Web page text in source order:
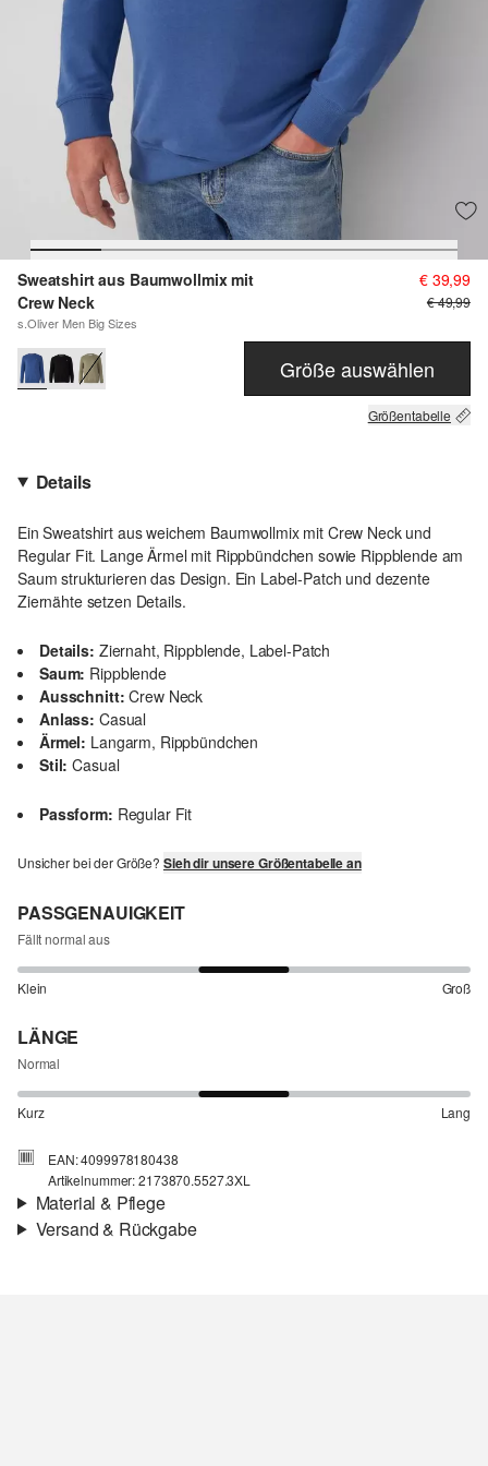
Sweatshirt aus Baumwollmix mit
Crew Neck
s.Oliver Men Big Sizes
€ 39,99
€ 49,99
Größe auswählen
Größentabelle
Details
Ein Sweatshirt aus weichem Baumwollmix mit Crew Neck und
Regular Fit. Lange Ärmel mit Rippbündchen sowie Rippblende am
Saum strukturieren das Design. Ein Label-Patch und dezente
Ziernähte setzen Details.
Details: Ziernaht, Rippblende, Label-Patch
Saum: Rippblende
Ausschnitt: Crew Neck
Anlass: Casual
Ärmel: Langarm, Rippbündchen
Stil: Casual
Passform: Regular Fit
Unsicher bei der Größe? Sieh dir unsere Größentabelle an
PASSGENAUIGKEIT
Fällt normal aus
Klein Groß
LÄNGE
Normal
Kurz Lang
EAN: 4099978180438
Artikelnummer: 2173870.5527.3XL
Material & Pflege
Versand & Rückgabe